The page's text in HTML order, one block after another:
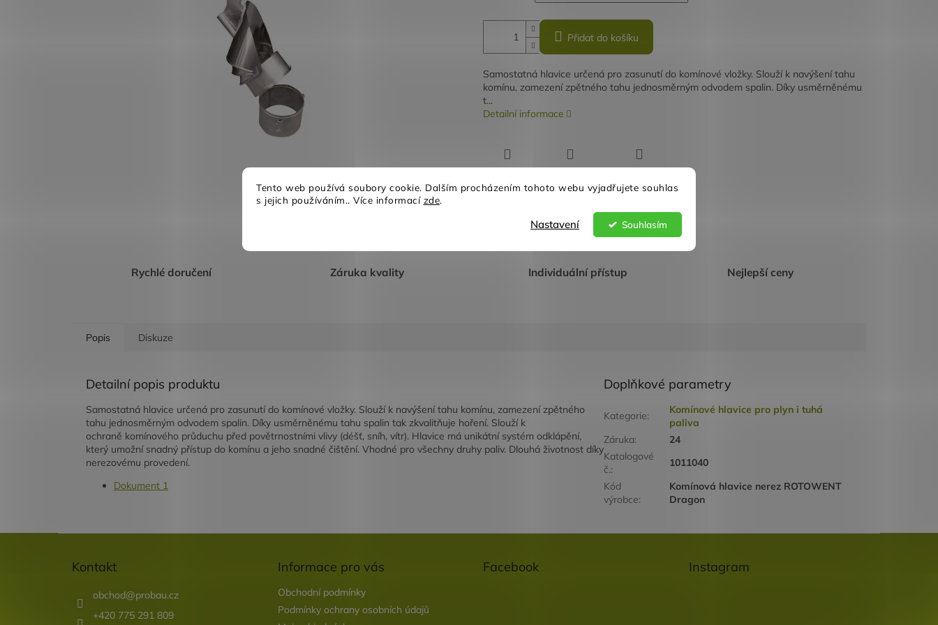
Tento web používá soubory cookie. Dalším procházením tohoto webu vyjadřujete souhlas
s jejich používáním.. Více informací zde.
Souhlasím
Nastavení
Přidat do košíku
Samostatná hlavice určená pro zasunutí do komínové vložky. Slouží k navýšení tahu
komínu, zamezení zpětného tahu jednosměrným odvodem spalin. Díky usměrněnému
t...
Detailní informace
Rychlé doručení Záruka kvality Individuální přístup Nejlepší ceny
Popis Diskuze
Detailní popis produktu
Samostatná hlavice určená pro zasunutí do komínové vložky. Slouží k navýšení tahu komínu, zamezení zpětného
tahu jednosměrným odvodem spalin. Díky usměrněnému tahu spalin tak zkvalitňuje hoření. Slouží k
ochraně komínového průduchu před povětrnostními vlivy (déšť, sníh, vítr). Hlavice má unikátní systém odklápění,
který umožní snadný přístup do komínu a jeho snadné čištění. Vhodné pro všechny druhy paliv. Dlouhá životnost díky
nerezovému provedení.
Dokument 1
Doplňkové parametry
Kategorie:
Komínové hlavice pro plyn i tuhá
paliva
Záruka:
24
Katalogové
č.:
1011040
Kód
výrobce:
Komínová hlavice nerez ROTOWENT
Dragon
Kontakt
obchod@probau.cz
+420 775 291 809
Informace pro vás
Obchodní podmínky
Podmínky ochrany osobních údajů
Facebook Instagram